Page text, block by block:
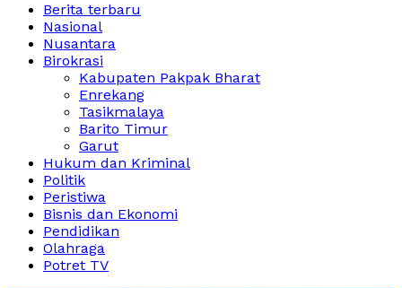
Berita terbaru
Nasional
Nusantara
Birokrasi
Kabupaten Pakpak Bharat
Enrekang
Tasikmalaya
Barito Timur
Garut
Hukum dan Kriminal
Politik
Peristiwa
Bisnis dan Ekonomi
Pendidikan
Olahraga
Potret TV